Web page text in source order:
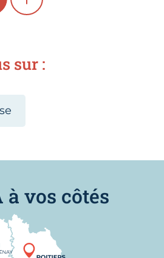
SHOW MORE
sur :
vos côtés